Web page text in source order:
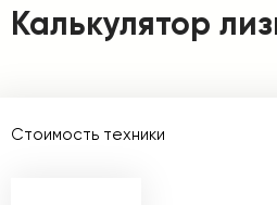
Калькулятор
Стоимость техники